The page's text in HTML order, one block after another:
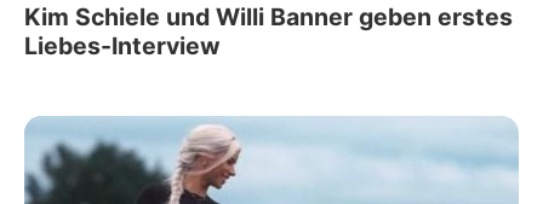
Kim Schiele und Willi Banner geben erstes
Liebes-Interview